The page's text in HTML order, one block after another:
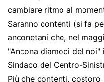
cambiare ritmo al
Saranno contenti (si fa
anconetani che, nel
"Ancona diamoci del
Sindaco del Centro-
Più che contenti,